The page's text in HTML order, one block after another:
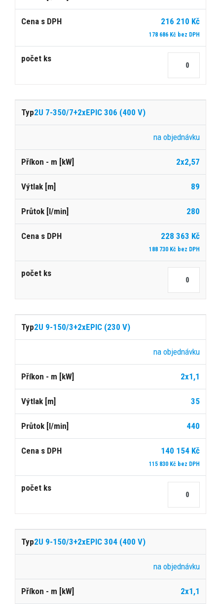
216 210 Kč
178 686 Kč bez DPH
2U 7-350/7+2xEPIC 306 (400 V)
na objednávku
2x2,57
89
280
228 363 Kč
188 730 Kč bez DPH
2U 9-150/3+2xEPIC (230 V)
na objednávku
2x1,1
35
440
140 154 Kč
115 830 Kč bez DPH
2U 9-150/3+2xEPIC 304 (400 V)
na objednávku
2x1,1